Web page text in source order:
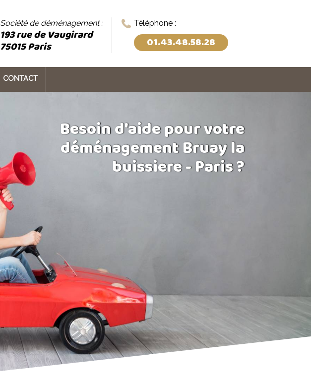
Société de déménagement :
193 rue de Vaugirard
75015Paris
Téléphone :
01.43.48.58.28
CONTACT
Besoin d'aide pour votre
déménagement Bruay la
buissiere - Paris ?